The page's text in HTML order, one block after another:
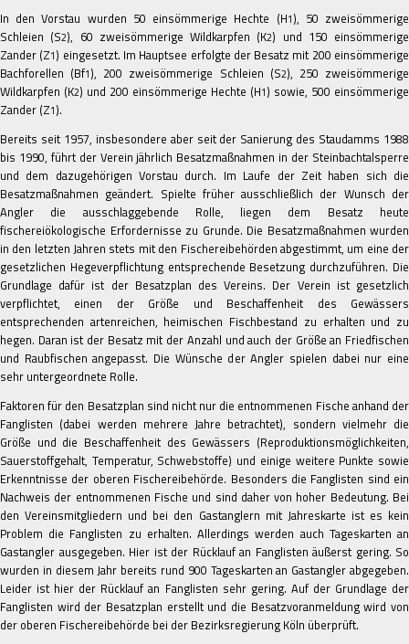
In den Vorstau wurden 50 einsömmerige Hechte (H1), 50 zweisömmerige
Schleien (S2), 60 zweisömmerige Wildkarpfen (K2) und 150 einsömmerige
Zander (Z1) eingesetzt. Im Hauptsee erfolgte der Besatz mit 200 einsömmerige
Bachforellen (Bf1), 200 zweisömmerige Schleien (S2), 250 zweisömmerige
Wildkarpfen (K2) und 200 einsömmerige Hechte (H1) sowie, 500 einsömmerige
Zander (Z1).
Bereits seit 1957, insbesondere aber seit der Sanierung des Staudamms 1988
bis 1990, führt der Verein jährlich Besatzmaßnahmen in der Steinbachtalsperre
und dem dazugehörigen Vorstau durch. Im Laufe der Zeit haben sich die
Besatzmaßnahmen geändert. Spielte früher ausschließlich der Wunsch der
Angler die ausschlaggebende Rolle, liegen dem Besatz heute
fischereiökologische Erfordernisse zu Grunde. Die Besatzmaßnahmen wurden
in den letzten Jahren stets mit den Fischereibehörden abgestimmt, um eine der
gesetzlichen Hegeverpflichtung entsprechende Besetzung durchzuführen. Die
Grundlage dafür ist der Besatzplan des Vereins. Der Verein ist gesetzlich
verpflichtet, einen der Größe und Beschaffenheit des Gewässers
entsprechenden artenreichen, heimischen Fischbestand zu erhalten und zu
hegen. Daran ist der Besatz mit der Anzahl und auch der Größe an Friedfischen
und Raubfischen angepasst. Die Wünsche der Angler spielen dabei nur eine
sehr untergeordnete Rolle.
Faktoren für den Besatzplan sind nicht nur die entnommenen Fische anhand der
Fanglisten (dabei werden mehrere Jahre betrachtet), sondern vielmehr die
Größe und die Beschaffenheit des Gewässers (Reproduktionsmöglichkeiten,
Sauerstoffgehalt, Temperatur, Schwebstoffe) und einige weitere Punkte sowie
Erkenntnisse der oberen Fischereibehörde. Besonders die Fanglisten sind ein
Nachweis der entnommenen Fische und sind daher von hoher Bedeutung. Bei
den Vereinsmitgliedern und bei den Gastanglern mit Jahreskarte ist es kein
Problem die Fanglisten zu erhalten. Allerdings werden auch Tageskarten an
Gastangler ausgegeben. Hier ist der Rücklauf an Fanglisten äußerst gering. So
wurden in diesem Jahr bereits rund 900 Tageskarten an Gastangler abgegeben.
Leider ist hier der Rücklauf an Fanglisten sehr gering. Auf der Grundlage der
Fanglisten wird der Besatzplan erstellt und die Besatzvoranmeldung wird von
der oberen Fischereibehörde bei der Bezirksregierung Köln überprüft.